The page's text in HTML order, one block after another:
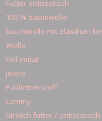
Futter antistatisch
100 % baumwolle
baumwolle mit elasthan
Wolle
Fell imitat
Jeans
Pailletten stoff
Lammy
Stretch futter / antistatisch